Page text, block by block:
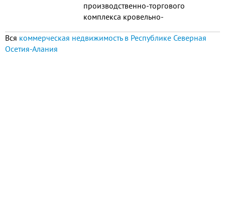
производственно-торгового
комплекса кровельно-
Вся коммерческая недвижимость в Республике Северная
Осетия-Алания